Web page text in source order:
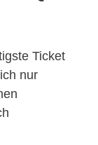
Ticket
nur